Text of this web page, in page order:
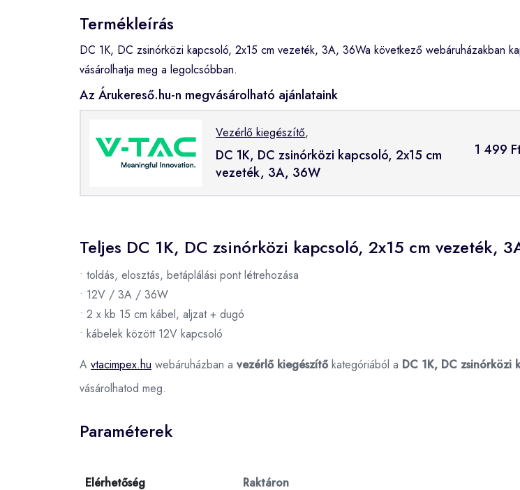
Termékleírás
DC 1K, DC zsinórközi kapcsoló, 2x15 cm vezeték, 3A, 36Wa következő webáruházakban
vásárolhatja meg a legolcsóbban.
Az Árukereső.hu-n megvásárolható ajánlataink
Vezérlő kiegészítő,
DC 1K, DC zsinórközi kapcsoló, 2x15 cm
vezeték, 3A, 36W
1 499
Teljes DC 1K, DC zsinórközi kapcsoló, 2x15 cm vezeték,
• toldás, elosztás, betáplálási pont létrehozása
• 12V / 3A / 36W
• 2 x kb 15 cm kábel, aljzat + dugó
• kábelek között 12V kapcsoló
A vtacimpex.hu webáruházban a vezérlő kiegészítő kategóriából a DC 1K, DC zsinórközi
vásárolhatod meg.
Paraméterek
Elérhetőség Raktáron